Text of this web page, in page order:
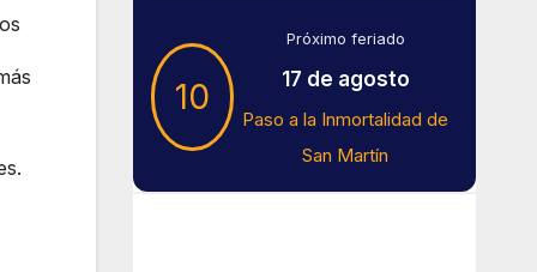
10
Próximo feriado
17 de agosto
Paso a la Inmortalidad de
San Martín